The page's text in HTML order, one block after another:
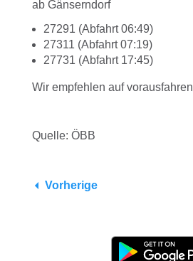
ab Gänserndorf
27291 (Abfahrt 06:49)
27311 (Abfahrt 07:19)
27731 (Abfahrt 17:45)
Wir empfehlen auf
Quelle: ÖBB
Vorherige